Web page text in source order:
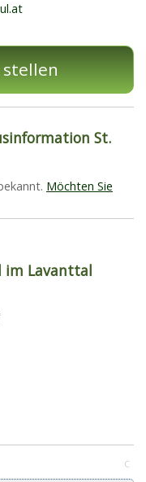
stellen
St.
Möchten Sie
im Lavanttal
C